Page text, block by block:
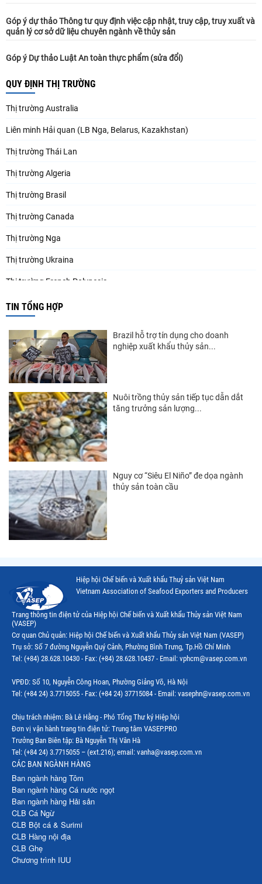
Góp ý dự thảo Thông tư quy định việc cập nhật, truy cập, truy xuất và
quản lý cơ sở dữ liệu chuyên ngành về thủy sản
Góp ý Dự thảo Luật An toàn thực phẩm (sửa đổi)
QUY ĐỊNH THỊ TRƯỜNG
Thị trường Australia
Liên minh Hải quan (LB Nga, Belarus, Kazakhstan)
Thị trường Thái Lan
Thị trường Algeria
Thị trường Brasil
Thị trường Canada
Thị trường Nga
Thị trường Ukraina
Thị trường French Polynesia
Thị trường Trung Quốc
Thị trường New Zealand
Thị trường Đài Loan
Thị trường Mỹ
Thị trường EU
Thị trường Nhật Bản
Thị trường Việt Nam
TIN TỔNG HỢP
Brazil hỗ trợ tín dụng cho doanh
nghiệp xuất khẩu thủy sản...
Nuôi trồng thủy sản tiếp tục dẫn dắt
tăng trưởng sản lượng...
Nguy cơ “Siêu El Niño” đe dọa ngành
thủy sản toàn cầu
Hiệp hội Chế biến và Xuất khẩu Thuỷ sản Việt Nam
Vietnam Association of Seafood Exporters and Producers
Trang thông tin điện tử của Hiệp hội Chế biến và Xuất khẩu Thủy sản Việt Nam
(VASEP)
Cơ quan Chủ quản: Hiệp hội Chế biến và Xuất khẩu Thủy sản Việt Nam (VASEP)
Trụ sở: Số 7 đường Nguyễn Quý Cảnh, Phường Bình Trưng, Tp.Hồ Chí Minh
Tel: (+84) 28.628.10430 - Fax: (+84) 28.628.10437 - Email: vphcm@vasep.com.vn
VPĐD: Số 10, Nguyễn Công Hoan, Phường Giảng Võ, Hà Nội
Tel: (+84 24) 3.7715055 - Fax: (+84 24) 37715084 - Email: vasephn@vasep.com.vn
Chịu trách nhiệm: Bà Lê Hằng - Phó Tổng Thư ký Hiệp hội
Đơn vị vận hành trang tin điện tử: Trung tâm VASEP.PRO
Trưởng Ban Biên tập: Bà Nguyễn Thị Vân Hà
Tel: (+84 24) 3.7715055 – (ext.216); email: vanha@vasep.com.vn
CÁC BAN NGÀNH HÀNG
Ban ngành hàng Tôm
Ban ngành hàng Cá nước ngọt
Ban ngành hàng Hải sản
CLB Cá Ngừ
CLB Bột cá & Surimi
CLB Hàng nội địa
CLB Ghẹ
Chương trình IUU